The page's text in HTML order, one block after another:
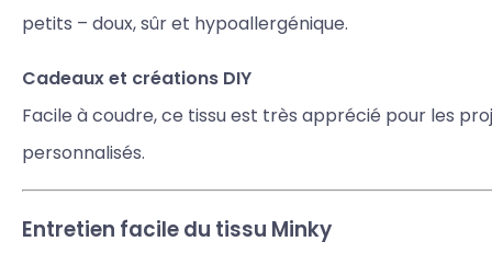
petits – doux, sûr et hypoallergénique.
Cadeaux et créations DIY
Facile à coudre, ce tissu est très apprécié pour les
personnalisés.
Entretien facile du tissu Minky